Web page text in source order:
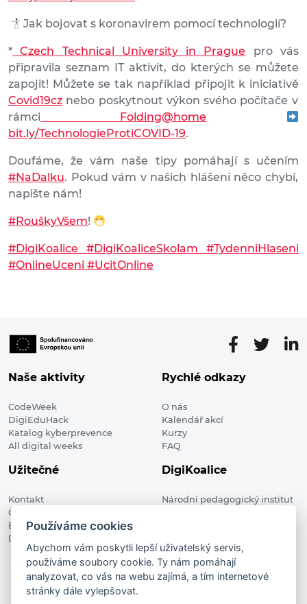
Jak bojovat s koronavirem pomocí technologií?
* Czech Technical University in Prague pro vás
připravila seznam IT aktivit, do kterých se můžete
zapojit! Můžete se tak například připojit k iniciativě
Covid19cz nebo poskytnout výkon svého počítače v
rámci Folding@home
bit.ly/TechnologieProtiCOVID-19.
Doufáme, že vám naše tipy pomáhají s učením
#NaDalku. Pokud vám v našich hlášení něco chybí,
napište nám!
#RouškyVšem!
#DigiKoalice #DigiKoaliceSkolam #TydenniHlaseni
#OnlineUceni #UcitOnline
Naše aktivity
CodeWeek
DigiEduHack
Katalog kyberprevence
All digital weeks
Rychlé odkazy
O nás
Kalendář akcí
Kurzy
FAQ
Užitečné
Kontakt
Členské organizace
Blog
Digitalizace ve vzdělávání
DigiKoalice
Národní pedagogický institut
DigiKoalice 2021. All rights reserved
Vstup do administrace
Používáme cookies
Abychom vám poskytli lepší uživatelský servis,
používáme soubory cookie. Ty nám pomáhají
analyzovat, co vás na webu zajímá, a tím internetové
stránky dále vylepšovat.